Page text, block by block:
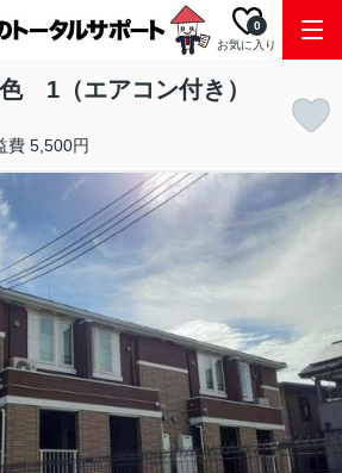
お気に入り
0
1（エアコン付き）
費 5,500円